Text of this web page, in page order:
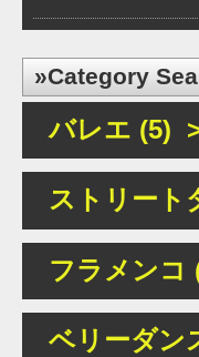
»Category
バレエ (5)
ストリート
フラメンコ
ベリーダン